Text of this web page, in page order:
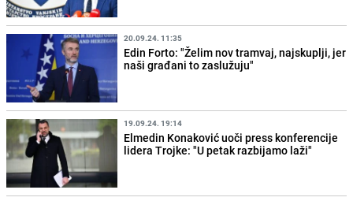
20.09.24. 11:35
Edin Forto: "Želim nov tramvaj, najskuplji, jer
naši građani to zaslužuju"
19.09.24. 19:14
Elmedin Konaković uoči press konferencije
lidera Trojke: "U petak razbijamo laži"